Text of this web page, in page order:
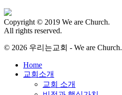
Copyright © 2019 We are Church.
All rights reserved.
© 2026 우리는교회 - We are Church.
Close
Menu
Home
교회소개
교회 소개